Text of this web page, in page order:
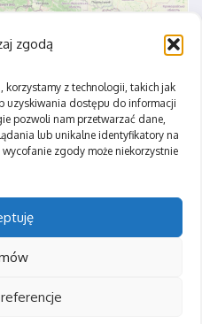
zgodą
korzystamy z technologii, takich jak
uzyskiwania dostępu do informacji
pozwoli nam przetwarzać dane,
lub unikalne identyfikatory na
zgody może niekorzystnie